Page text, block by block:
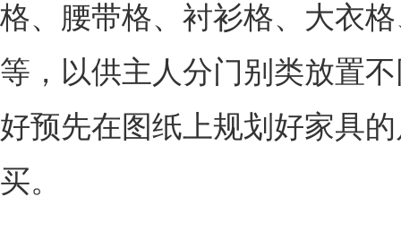
格、腰带格、衬衫格、大衣
等，以供主人分门别类放置
好预先在图纸上规划好家具
买。